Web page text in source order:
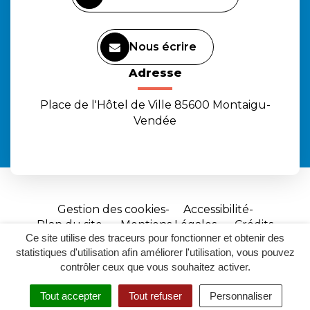
Ce site utilise des traceurs pour fonctionner et obtenir des
statistiques d'utilisation afin améliorer l'utilisation, vous pouvez
contrôler ceux que vous souhaitez activer.
Tout accepter Tout refuser Personnaliser
RECHERCHER
ACCESSIBILITÉ
Nous écrire
Adresse
Place de l'Hôtel de Ville 85600 Montaigu-
Vendée
Gestion des cookies
Accessibilité
Plan du site
Mentions Légales
Crédits
Site
réalisé
par
Inovagora